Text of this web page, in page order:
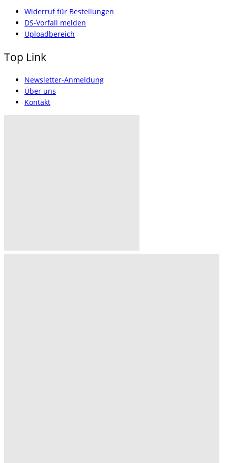
Widerruf für Bestellungen
DS-Vorfall melden
Uploadbereich
Top Link
Newsletter-Anmeldung
Über uns
Kontakt